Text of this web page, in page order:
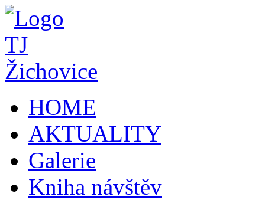
HOME
AKTUALITY
Galerie
Kniha návštěv